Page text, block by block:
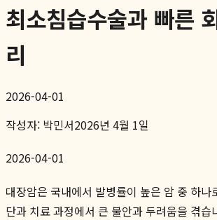
최소침습수술과 빠른
리
2026-04-01
작성자: 박민서2026년 4월 1일
2026-04-01
대장암은 국내에서 발병률이 높은 암 중 하나
단과 치료 과정에서 큰 불안과 두려움을 겪습